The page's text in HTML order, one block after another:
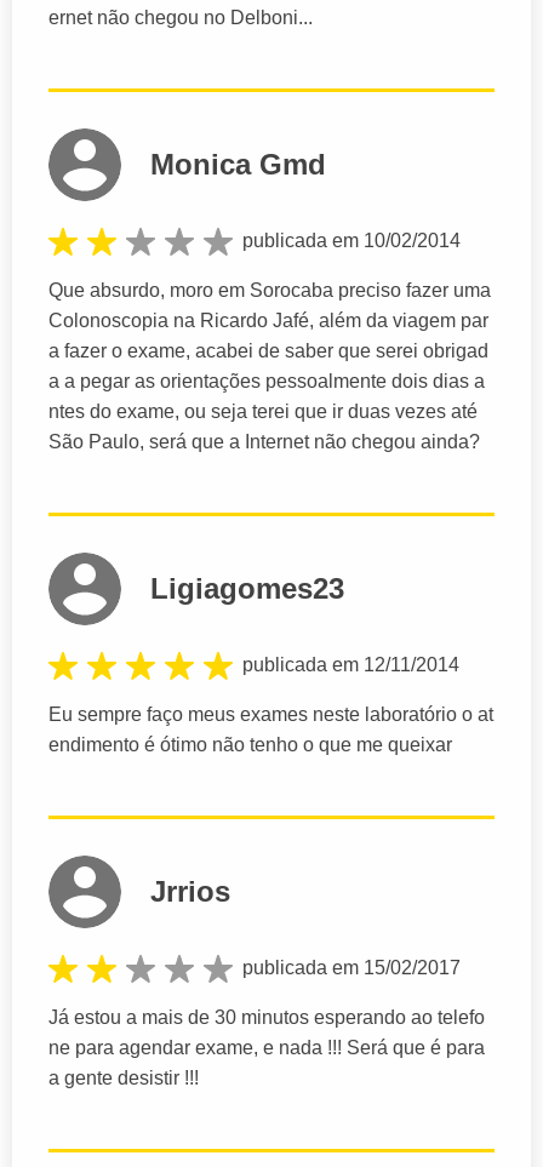
ernet não chegou no Delboni...
Monica Gmd
publicada em 10/02/2014
Que absurdo, moro em Sorocaba preciso fazer uma
Colonoscopia na Ricardo Jafé, além da viagem par
a fazer o exame, acabei de saber que serei obrigad
a a pegar as orientações pessoalmente dois dias a
ntes do exame, ou seja terei que ir duas vezes até
São Paulo, será que a Internet não chegou ainda?
Ligiagomes23
publicada em 12/11/2014
Eu sempre faço meus exames neste laboratório o at
endimento é ótimo não tenho o que me queixar
Jrrios
publicada em 15/02/2017
Já estou a mais de 30 minutos esperando ao telefo
ne para agendar exame, e nada !!! Será que é para
a gente desistir !!!